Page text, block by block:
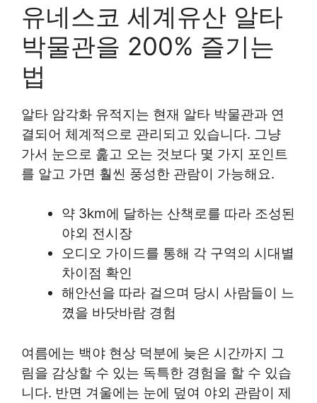
유네스코 세계유산 알타
박물관을 200% 즐기는
법
알타 암각화 유적지는 현재 알타 박물관과 연
결되어 체계적으로 관리되고 있습니다. 그냥
가서 눈으로 훑고 오는 것보다 몇 가지 포인트
를 알고 가면 훨씬 풍성한 관람이 가능해요.
약 3km에 달하는 산책로를 따라 조성된
야외 전시장
오디오 가이드를 통해 각 구역의 시대별
차이점 확인
해안선을 따라 걸으며 당시 사람들이 느
꼈을 바닷바람 경험
여름에는 백야 현상 덕분에 늦은 시간까지 그
림을 감상할 수 있는 독특한 경험을 할 수 있습
니다. 반면 겨울에는 눈에 덮여 야외 관람이 제